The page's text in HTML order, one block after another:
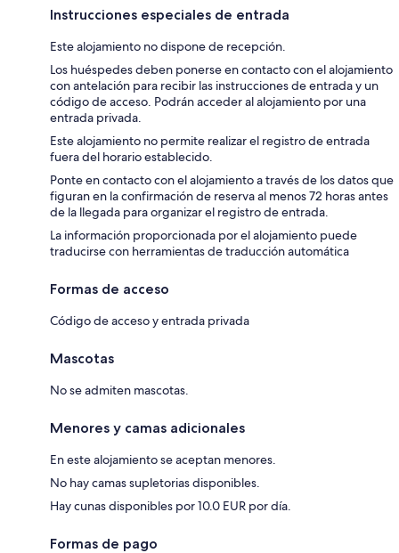
Instrucciones especiales de entrada
Este alojamiento no dispone de recepción.
Los huéspedes deben ponerse en contacto con el alojamiento
con antelación para recibir las instrucciones de entrada y un
código de acceso. Podrán acceder al alojamiento por una
entrada privada.
Este alojamiento no permite realizar el registro de entrada
fuera del horario establecido.
Ponte en contacto con el alojamiento a través de los datos que
figuran en la confirmación de reserva al menos 72 horas antes
de la llegada para organizar el registro de entrada.
La información proporcionada por el alojamiento puede
traducirse con herramientas de traducción automática
Formas de acceso
Código de acceso y entrada privada
Mascotas
No se admiten mascotas.
Menores y camas adicionales
En este alojamiento se aceptan menores.
No hay camas supletorias disponibles.
Hay cunas disponibles por 10.0 EUR por día.
Formas de pago